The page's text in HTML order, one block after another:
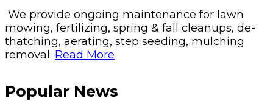
We provide ongoing maintenance for lawn
mowing, fertilizing, spring & fall cleanups, de-
thatching, aerating, step seeding, mulching
removal. Read More
Popular News